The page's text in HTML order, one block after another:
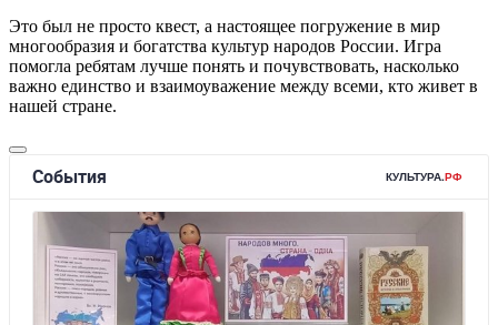
Это был не просто квест, а настоящее погружение в мир
многообразия и богатства культур народов России. Игра
помогла ребятам лучше понять и почувствовать, насколько
важно единство и взаимоуважение между всеми, кто живет в
нашей стране.